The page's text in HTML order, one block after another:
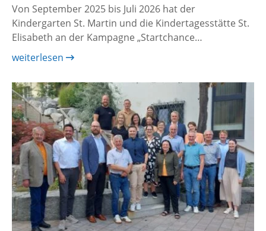
Von September 2025 bis Juli 2026 hat der
Kindergarten St. Martin und die Kindertagesstätte St.
Elisabeth an der Kampagne „Startchance…
weiterlesen